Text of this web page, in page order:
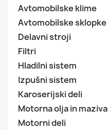
Avtomobilske klime
Avtomobilske sklopke
Delavni stroji
Filtri
Hladilni sistem
Izpušni sistem
Karoserijski deli
Motorna olja in maziva
Motorni deli